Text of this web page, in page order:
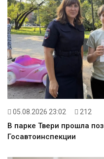
05.08.2026 23:02 212
В парке Твери прошла
Госавтоинспекции